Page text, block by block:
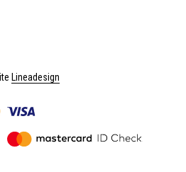
Lineadesign